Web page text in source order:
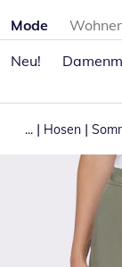
Mode
Neu!
... | Hosen |